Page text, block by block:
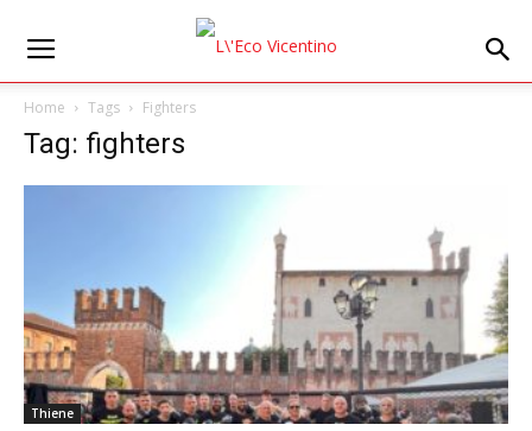
Home Tags Fighters
Tag: fighters
Thiene